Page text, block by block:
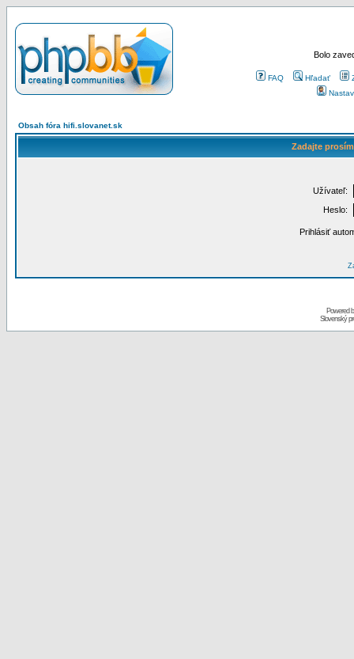
Bolo
FAQ Hľadať
Obsah fóra hifi.slovanet.sk
Zadajte
Užívateľ:
Heslo:
Prihlásiť
Powered
Slovenský